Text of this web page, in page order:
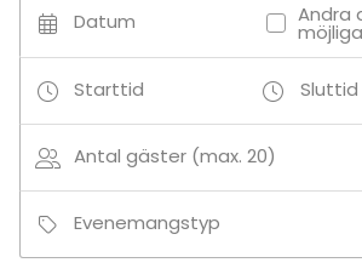
Datum Andra
möjliga
Starttid Sluttid
Antal gäster (max. 20)
Evenemangstyp